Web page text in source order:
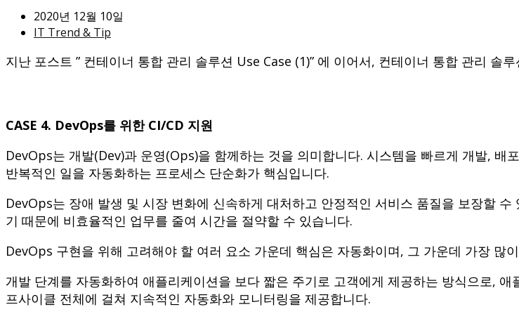
2020년 12월 10일
IT Trend & Tip
지난 포스트 ” 컨테이너 통합 관리 솔루션 Use Case (1)” 에 이어서, 컨테이너 통합 관리 솔
CASE 4. DevOps를 위한 CI/CD 지원
DevOps는 개발(Dev)과 운영(Ops)을 함께하는 것을 의미합니다. 시스템을 빠르게 개발, 배
반복적인 일을 자동화하는 프로세스 단순화가 핵심입니다.
DevOps는 장애 발생 및 시장 변화에 신속하게 대처하고 안정적인 서비스 품질을 보장할
기 때문에 비효율적인 업무를 줄여 시간을 절약할 수 있습니다.
DevOps 구현을 위해 고려해야 할 여러 요소 가운데 핵심은 자동화이며, 그 가운데 가장 많
개발 단계를 자동화하여 애플리케이션을 보다 짧은 주기로 고객에게 제공하는 방식으로,
프사이클 전체에 걸쳐 지속적인 자동화와 모니터링을 제공합니다.